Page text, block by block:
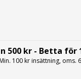
500 kr - Betta för
100 kr insättning, oms.